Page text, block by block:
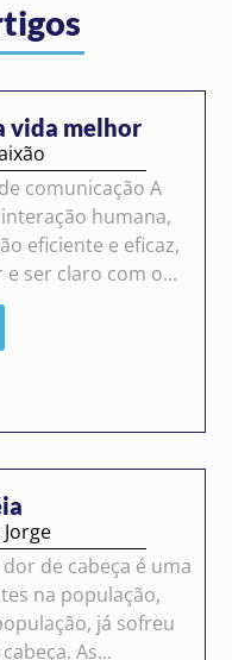
vida melhor
comunicação A
humana,
eficiente e eficaz,
ser claro com o...
de cabeça é uma
na população,
já sofreu
As...